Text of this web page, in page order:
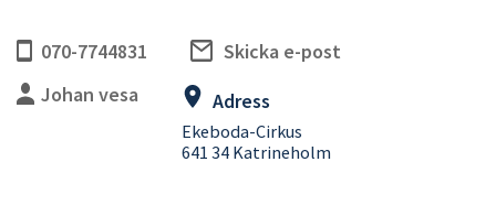
070-7744831
Skicka e-post
Johan vesa
Adress
Ekeboda-Cirkus
641 34 Katrineholm